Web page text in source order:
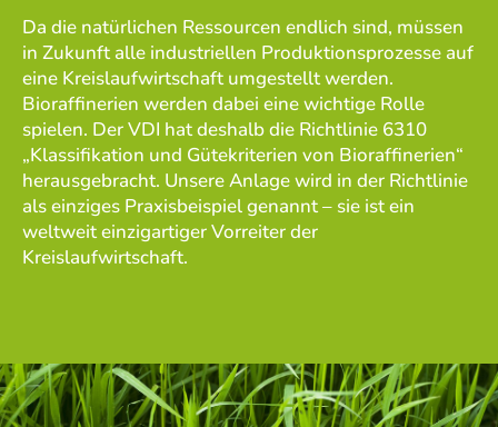
Da die natürlichen Ressourcen endlich sind, müssen
in Zukunft alle industriellen Produktionsprozesse auf
eine Kreislaufwirtschaft umgestellt werden.
Bioraffinerien werden dabei eine wichtige Rolle
spielen. Der VDI hat deshalb die Richtlinie 6310
„Klassifikation und Gütekriterien von Bioraffinerien“
herausgebracht. Unsere Anlage wird in der Richtlinie
als einziges Praxisbeispiel genannt – sie ist ein
weltweit einzigartiger Vorreiter der
Kreislaufwirtschaft.